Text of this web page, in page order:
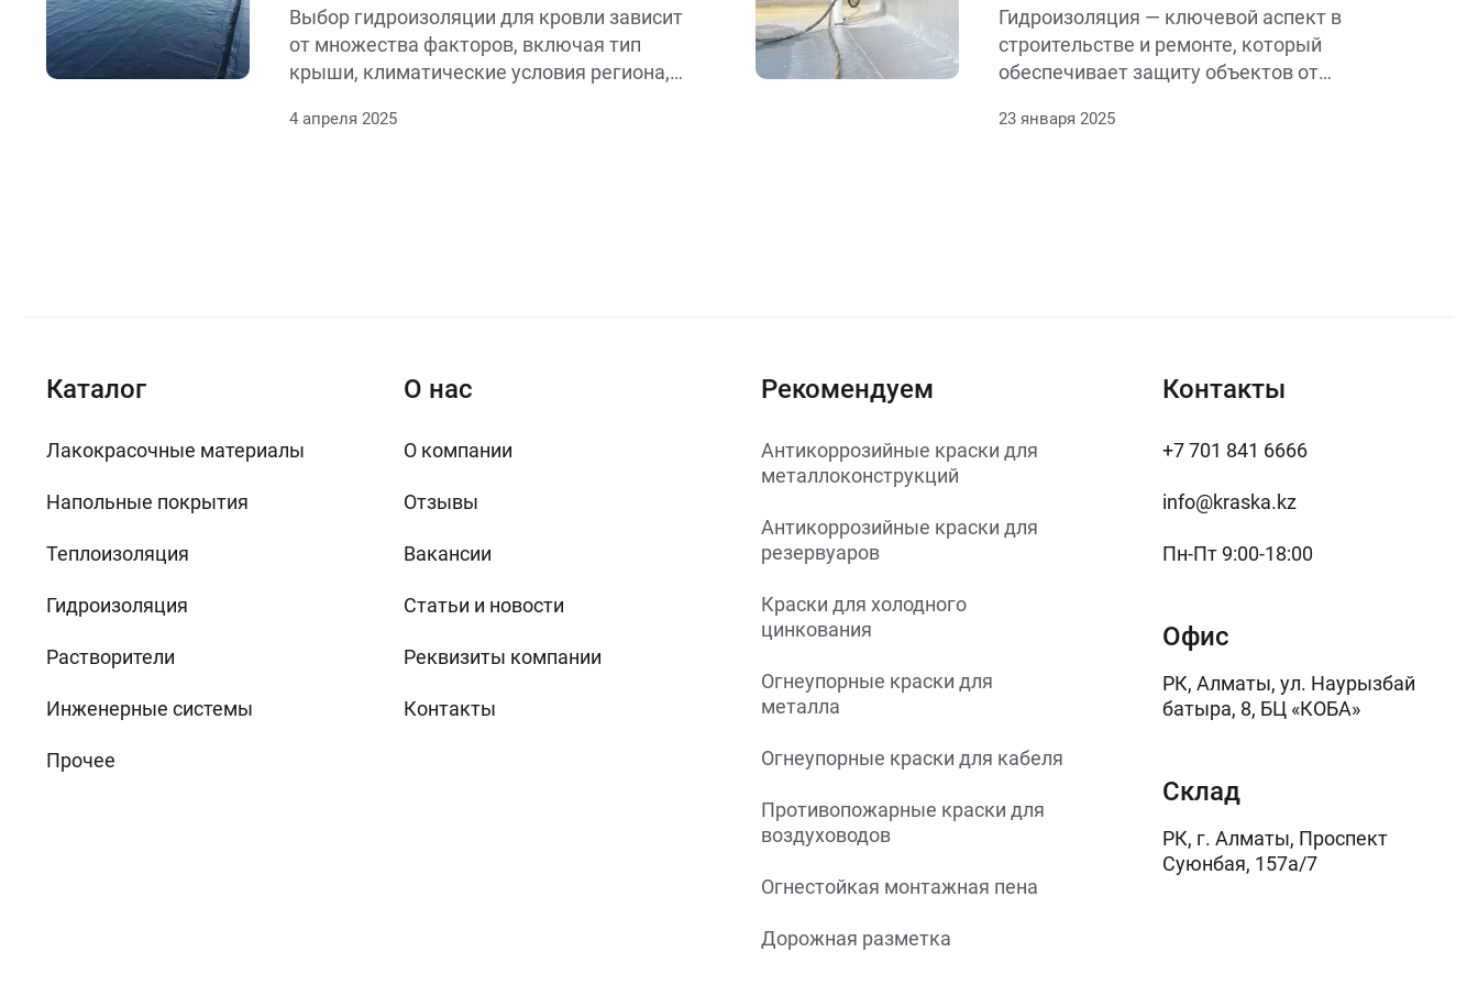
Выбор гидроизоляции для кровли зависит
от множества факторов, включая тип
крыши, климатические условия региона,
экологичности материалов. Вот основные
4 апреля 2025
Гидроизоляция — ключевой аспект в
строительстве и ремонте, который
обеспечивает защиту объектов от
несколько видов гидроизоляции, каждый
23 января 2025
Каталог
Лакокрасочные материалы
Напольные покрытия
Теплоизоляция
Гидроизоляция
Растворители
Инженерные системы
Прочее
О нас
О компании
Отзывы
Вакансии
Статьи и новости
Реквизиты компании
Контакты
Рекомендуем
Антикоррозийные краски для
металлоконструкций
Антикоррозийные краски для
резервуаров
Краски для холодного
цинкования
Огнеупорные краски для
металла
Огнеупорные краски для кабеля
Противопожарные краски для
воздуховодов
Огнестойкая монтажная пена
Дорожная разметка
Контакты
+7 701 841 6666
info@kraska.kz
Пн-Пт 9:00-18:00
Офис
РК, Алматы, ул. Наурызбай
батыра, 8, БЦ «КОБА»
Склад
РК, г. Алматы, Проспект
Суюнбая, 157а/7